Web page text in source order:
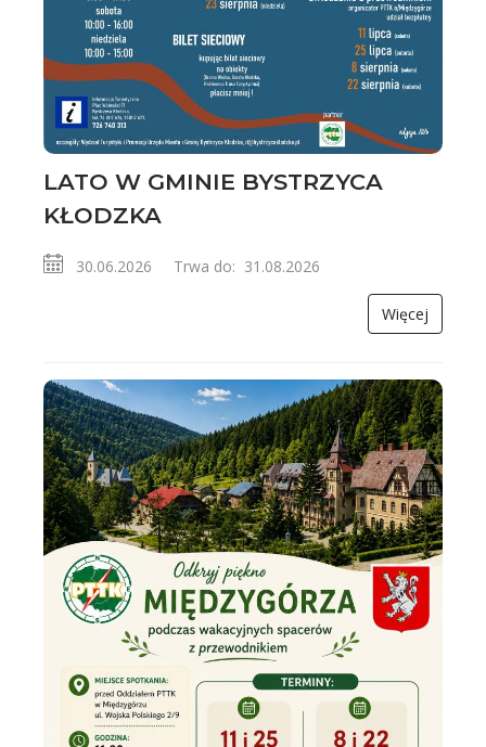
LATO W GMINIE BYSTRZYCA
KŁODZKA
30.06.2026 Trwa do: 31.08.2026
Więcej